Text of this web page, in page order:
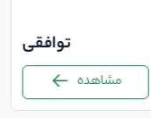
توافقی
مشاهده